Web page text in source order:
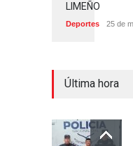
LIMEÑO
Deportes 25 de
Última hora